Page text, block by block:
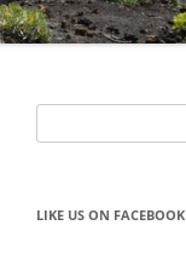
for:
LIKE US ON FACEBOOK